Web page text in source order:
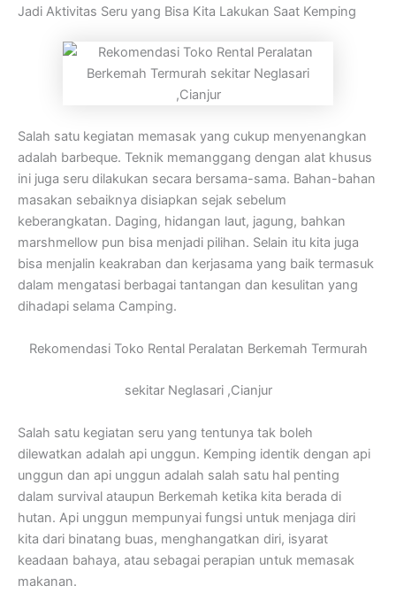
Jadi Aktivitas Seru yang Bisa Kita Lakukan Saat Kemping
Salah satu kegiatan memasak yang cukup menyenangkan
adalah barbeque. Teknik memanggang dengan alat khusus
ini juga seru dilakukan secara bersama-sama. Bahan-bahan
masakan sebaiknya disiapkan sejak sebelum
keberangkatan. Daging, hidangan laut, jagung, bahkan
marshmellow pun bisa menjadi pilihan. Selain itu kita juga
bisa menjalin keakraban dan kerjasama yang baik termasuk
dalam mengatasi berbagai tantangan dan kesulitan yang
dihadapi selama Camping.
Rekomendasi Toko Rental Peralatan Berkemah Termurah
sekitar Neglasari ,Cianjur
Salah satu kegiatan seru yang tentunya tak boleh
dilewatkan adalah api unggun. Kemping identik dengan api
unggun dan api unggun adalah salah satu hal penting
dalam survival ataupun Berkemah ketika kita berada di
hutan. Api unggun mempunyai fungsi untuk menjaga diri
kita dari binatang buas, menghangatkan diri, isyarat
keadaan bahaya, atau sebagai perapian untuk memasak
makanan.